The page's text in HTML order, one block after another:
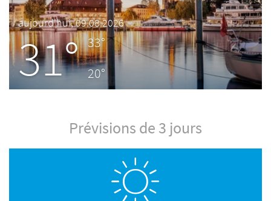
aujourd'hui, 09.08.2026
31° 33°
20°
Prévisions de 3 jours